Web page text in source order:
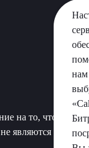
на то, что
являются
нам